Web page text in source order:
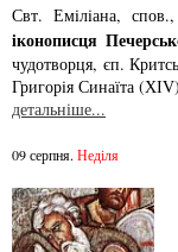
Свт. Емiлiана,
iконописця
чудотворця, єп.
Григорiя Синаїта
детальніше...
09 серпня. Неділя